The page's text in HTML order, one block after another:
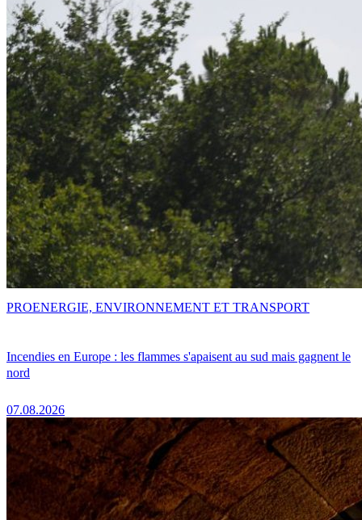
Incendies en Europe : les flammes s'apaisent au sud mais gagnent le
nord
07.08.2026
PROENERGIE, ENVIRONNEMENT ET TRANSPORT